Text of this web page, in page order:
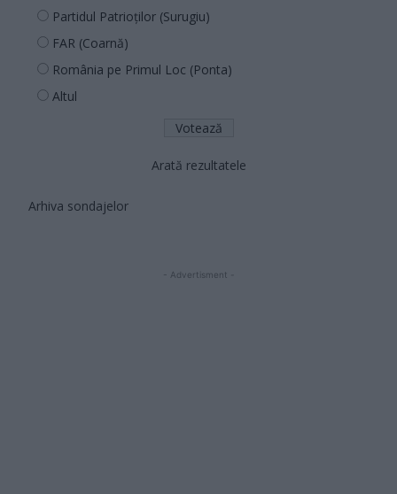
Partidul Patrioților (Surugiu)
FAR (Coarnă)
România pe Primul Loc (Ponta)
Altul
Arată rezultatele
Arhiva sondajelor
- Advertisment -